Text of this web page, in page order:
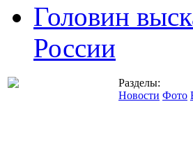
Головин
России
Разделы:
Новости Фото